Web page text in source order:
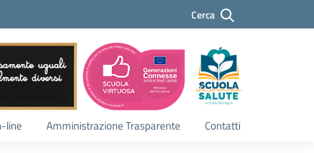
Cerca
Cerca
line Amministrazione Trasparente Contatti